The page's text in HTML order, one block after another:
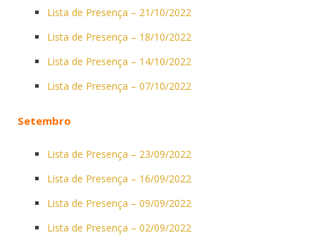
Lista de Presença – 21/10/2022
Lista de Presença – 18/10/2022
Lista de Presença – 14/10/2022
Lista de Presença – 07/10/2022
Setembro
Lista de Presença – 23/09/2022
Lista de Presença – 16/09/2022
Lista de Presença – 09/09/2022
Lista de Presença – 02/09/2022